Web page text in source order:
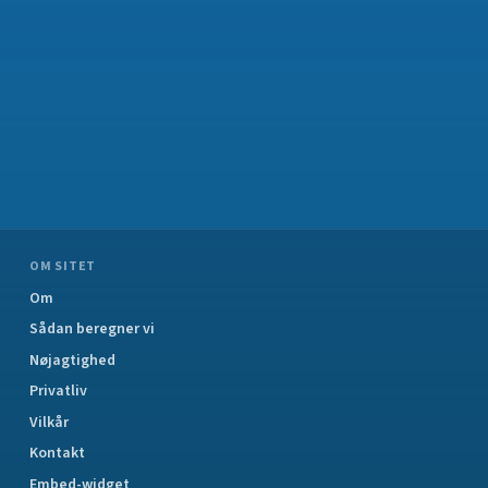
OM SITET
Om
Sådan beregner vi
Nøjagtighed
Privatliv
Vilkår
Kontakt